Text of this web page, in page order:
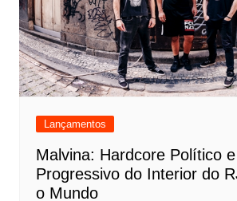
Lançamentos
Malvina: Hardcore Político e
Progressivo do Interior do
o Mundo